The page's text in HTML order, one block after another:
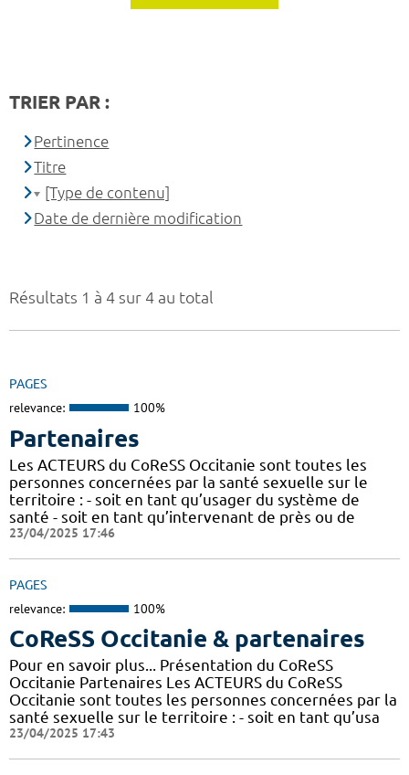
Résultats 1 à 4 sur 4 au total
PAGES
relevance: 100%
Partenaires
Les ACTEURS du CoReSS Occitanie sont toutes les
personnes concernées par la santé sexuelle sur le
territoire : - soit en tant qu’usager du système de
santé - soit en tant qu’intervenant de près ou de
23/04/2025 17:46
PAGES
relevance: 100%
CoReSS Occitanie & partenaires
Pour en savoir plus... Présentation du CoReSS
Occitanie Partenaires Les ACTEURS du CoReSS
Occitanie sont toutes les personnes concernées par la
santé sexuelle sur le territoire : - soit en tant qu’usa
23/04/2025 17:43
TRIER PAR :
Pertinence
Titre
[Type de contenu]
Date de dernière modification